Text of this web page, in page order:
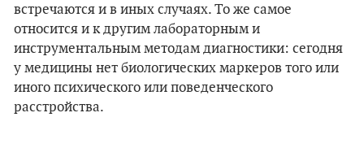
встречаются и в иных случаях. То же самое
относится и к другим лабораторным и
инструментальным методам диагностики: сегодня
у медицины нет биологических маркеров того или
иного психического или поведенческого
расстройства.